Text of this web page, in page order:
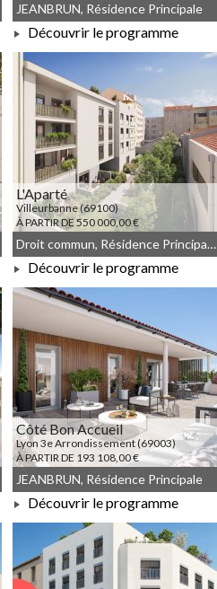
À PARTIR DE 142 777,00 €
JEANBRUN, Résidence Principale
Découvrir le programme
L'Aparté
Villeurbanne (69100)
À PARTIR DE 550 000,00 €
À PARTIR DE 550 000,00 €
Droit commun, Résidence Principale, JEANBRUN, Meublé non géré
Découvrir le programme
Côté Bon Accueil
Lyon 3e Arrondissement (69003)
À PARTIR DE 193 108,00 €
À PARTIR DE 193 108,00 €
JEANBRUN, Résidence Principale
Découvrir le programme